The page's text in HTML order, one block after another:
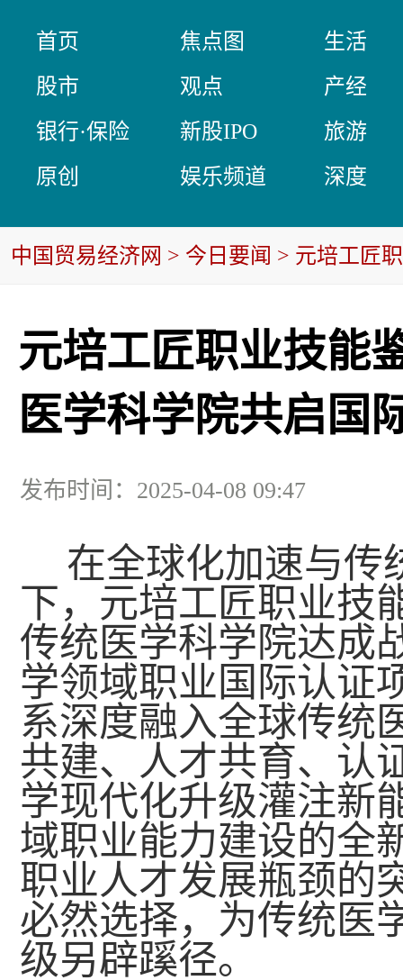
首页 焦点图
生活
股市
观点
产经
银行·保险
新股IPO
旅游
原创
娱乐频道 深度
中国贸易经济网 > 今日要闻 > 元培工匠
元培工匠职业技能
医学科学院共启国
发布时间：2025-04-08 09:47
在全球化加速与传
下，元培工匠职业技
传统医学科学院达成
学领域职业国际认证
系深度融入全球传统
共建、人才共育、认
学现代化升级灌注新
域职业能力建设的全
职业人才发展瓶颈的
必然选择，为传统医
级另辟蹊径。